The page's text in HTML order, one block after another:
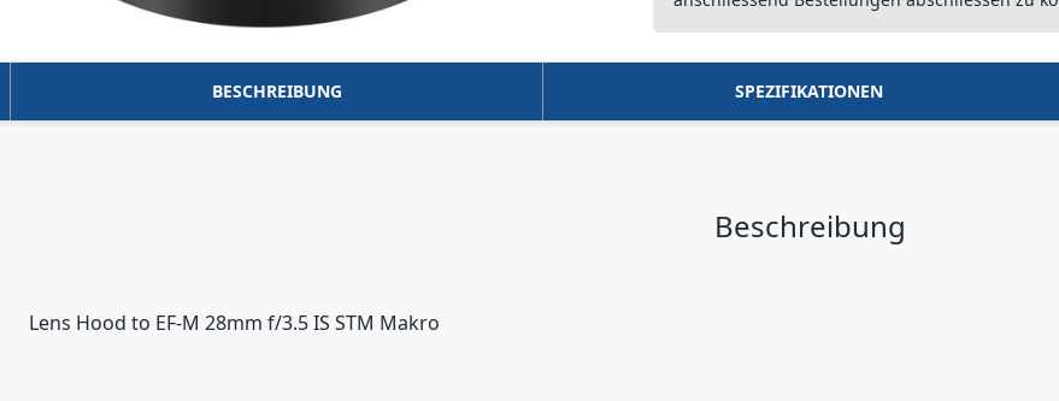
BESCHREIBUNG SPEZIFIKATIONEN
Beschreibung
Lens Hood to EF-M 28mm f/3.5 IS STM Makro